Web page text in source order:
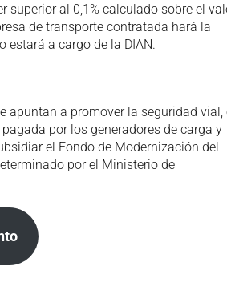
superior al 0,1% calculado sobre el
de transporte contratada hará la
estará a cargo de la DIAN.
apuntan a promover la seguridad vial,
por los generadores de carga y
el Fondo de Modernización del
por el Ministerio de